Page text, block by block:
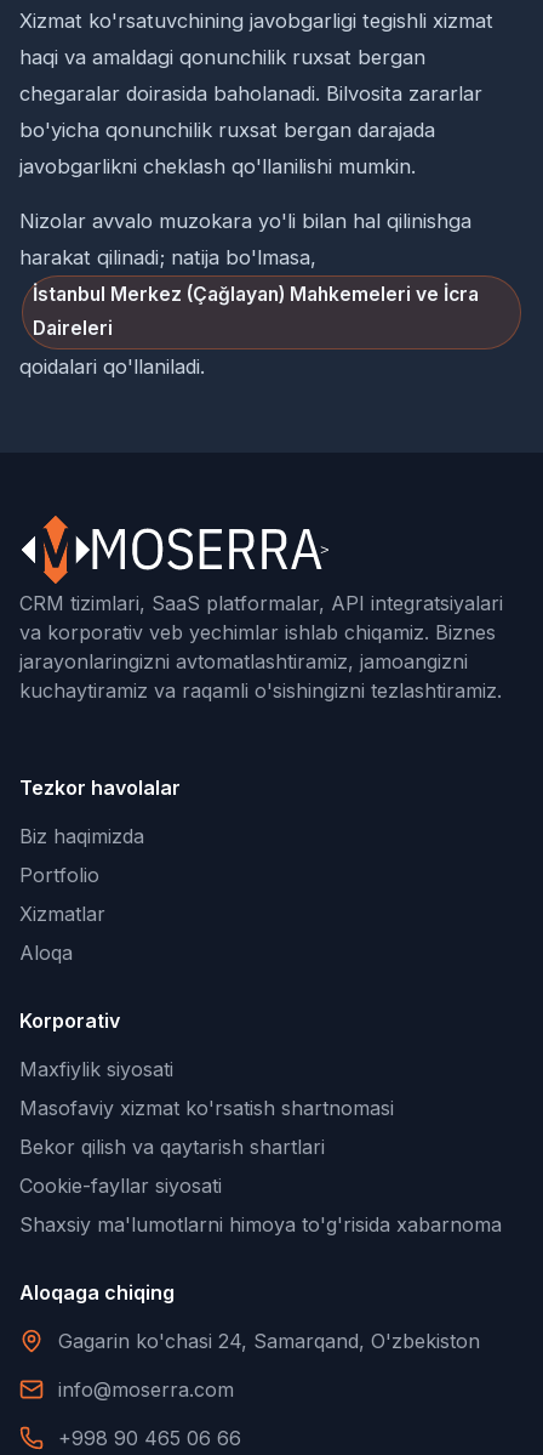
Xizmat ko'rsatuvchining javobgarligi tegishli xizmat
haqi va amaldagi qonunchilik ruxsat bergan
chegaralar doirasida baholanadi. Bilvosita zararlar
bo'yicha qonunchilik ruxsat bergan darajada
javobgarlikni cheklash qo'llanilishi mumkin.
Nizolar avvalo muzokara yo'li bilan hal qilinishga
harakat qilinadi; natija bo'lmasa,
İstanbul Merkez (Çağlayan) Mahkemeleri ve İcra
Daireleri
qoidalari qo'llaniladi.
CRM tizimlari, SaaS platformalar, API integratsiyalari
va korporativ veb yechimlar ishlab chiqamiz. Biznes
jarayonlaringizni avtomatlashtiramiz, jamoangizni
kuchaytiramiz va raqamli o'sishingizni tezlashtiramiz.
Tezkor havolalar
Biz haqimizda
Portfolio
Xizmatlar
Aloqa
Korporativ
Maxfiylik siyosati
Masofaviy xizmat ko'rsatish shartnomasi
Bekor qilish va qaytarish shartlari
Cookie-fayllar siyosati
Shaxsiy ma'lumotlarni himoya to'g'risida xabarnoma
Aloqaga chiqing
Gagarin ko'chasi 24, Samarqand, O'zbekiston
info@moserra.com
+998 90 465 06 66